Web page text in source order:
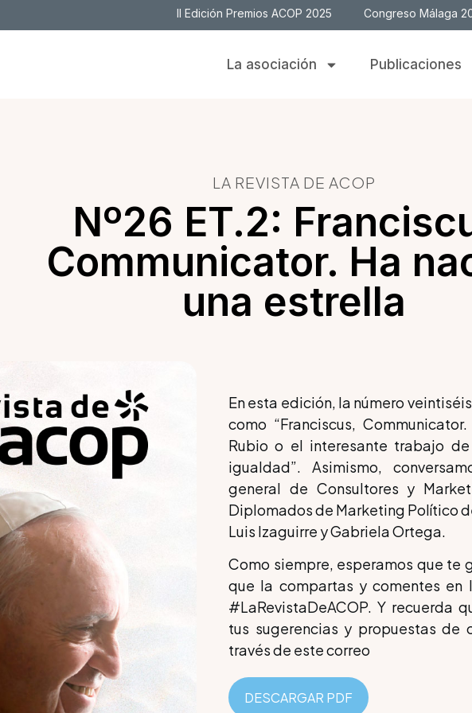
II Edición Premios ACOP 2025 Congreso Málaga
La asociación Publicaciones
LA REVISTA DE ACOP
Nº26 ET.2:
Communicator. Ha
una estrella
En esta edición, la número
como “Franciscus,
Rubio o el interesante trabajo de
igualdad”. Asimismo,
general de Consultores y
Diplomados de Marketing Político
Luis Izaguirre y Gabriela Ortega.
Como siempre, esperamos que te
que la compartas y comentes
#LaRevistaDeACOP. Y recuerda
tus sugerencias y propuestas de
través de este correo
DESCARGAR PDF